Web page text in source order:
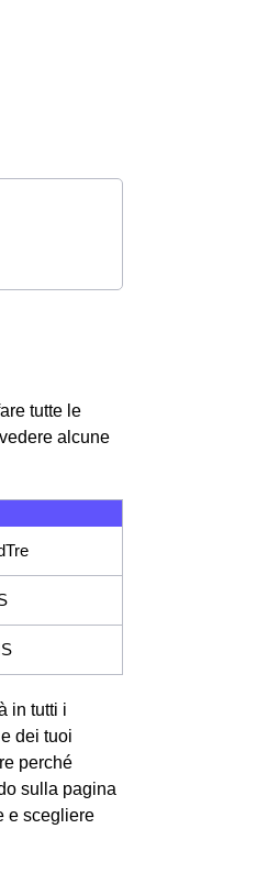
tutte le
alcune
in tutti i
dei tuoi
perché
sulla pagina
e scegliere